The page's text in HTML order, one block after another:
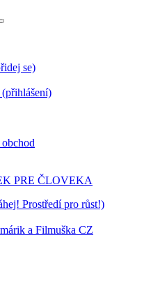
se)
PRE ČLOVEKA
Prostředí pro růst!)